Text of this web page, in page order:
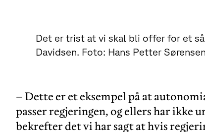
Det er trist at vi skal bli offer for et
Davidsen. Foto: Hans Petter Sørensen
– Dette er et eksempel på at
passer regjeringen, og ellers har ikke
bekrefter det vi har sagt at hvis